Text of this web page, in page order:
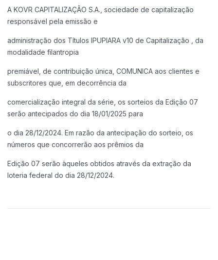
A KOVR CAPITALIZAÇÃO S.A., sociedade de capitalização
responsável pela emissão e
administração dos Títulos IPUPIARA v10 de Capitalização , da
modalidade filantropia
premiável, de contribuição única, COMUNICA aos clientes e
subscritores que, em decorrência da
comercialização integral da série, os sorteios da Edição 07
serão antecipados do dia 18/01/2025 para
o dia 28/12/2024. Em razão da antecipação do sorteio, os
números que concorrerão aos prêmios da
Edição 07 serão àqueles obtidos através da extração da
loteria federal do dia 28/12/2024.